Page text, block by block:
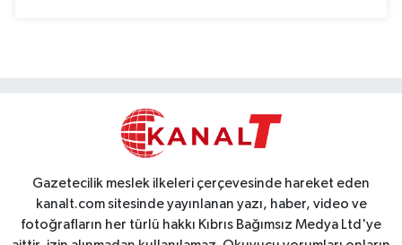
Gazetecilik meslek ilkeleri çerçevesinde hareket eden
kanalt.com sitesinde yayınlanan yazı, haber, video ve
fotoğrafların her türlü hakkı Kıbrıs Bağımsız Medya Ltd'ye